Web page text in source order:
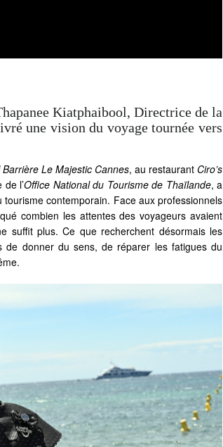
Kiatphaibool, Directrice de la
une vision du voyage tournée vers
Barrière Le Majestic Cannes, au restaurant Ciro’s
de l’Office National du Tourisme de Thaïlande, a
contemporain. Face aux professionnels
combien les attentes des voyageurs avaient
suffit plus. Ce que recherchent désormais les
de donner du sens, de réparer les fatigues du